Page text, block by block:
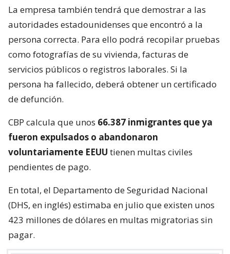
La empresa también tendrá que demostrar a las
autoridades estadounidenses que encontró a la
persona correcta. Para ello podrá recopilar pruebas
como fotografías de su vivienda, facturas de
servicios públicos o registros laborales. Si la
persona ha fallecido, deberá obtener un certificado
de defunción.
CBP calcula que unos 66.387 inmigrantes que ya
fueron expulsados o abandonaron
voluntariamente EEUU tienen multas civiles
pendientes de pago.
En total, el Departamento de Seguridad Nacional
(DHS, en inglés) estimaba en julio que existen unos
423 millones de dólares en multas migratorias sin
pagar.